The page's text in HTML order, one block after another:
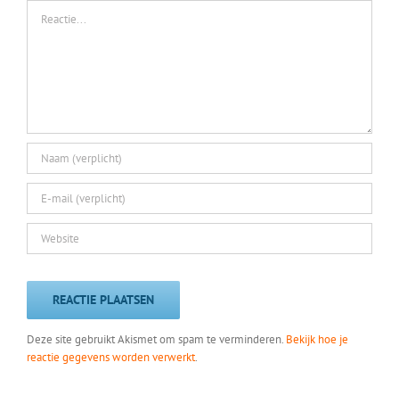
Deze site gebruikt Akismet om spam te verminderen. Bekijk hoe je
reactie gegevens worden verwerkt.